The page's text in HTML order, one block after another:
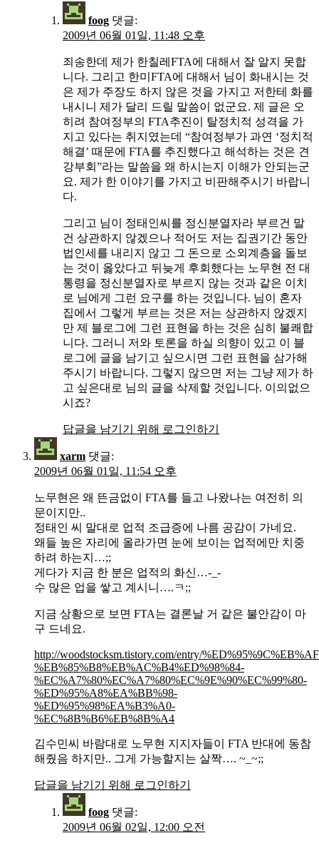
foog 댓글:
2009년 06월 01일, 11:48 오후
죄송한데 제가 한칠레FTA에 대해서 잘 알지 못합
니다. 그리고 한미FTA에 대해서 님이 화내시는 것
은 제가 주장도 하지 않은 것을 가지고 저한테 화를
내시니 제가 달리 드릴 말씀이 없군요. 제 글은 오
히려 참여정부의 FTA추진이 탈정치적 성격을 가
지고 있다는 취지였는데 “참여정부가 과연 ‘정치적
해결’ 때문에 FTA를 추진했다고 해석하는 것은 견
강부회”라는 말씀을 왜 하시는지 이해가 안되는군
요. 제가 한 이야기를 가지고 비판해주시기 바랍니
다.
그리고 님이 정태인씨를 정신분열자라 부르건 말
건 상관하지 않겠으나 적어도 저는 집권기간 동안
법인세를 내리지 않고 그 돈으로 소외계층을 돌보
는 것이 옳았다고 뒤늦게 후회했다는 노무현 전 대
통령을 정신분열자로 부르지 않는 것과 같은 이치
로 님에게 그런 요구를 하는 것입니다. 님이 혼자
집에서 그렇게 부르는 것은 저는 상관하지 않겠지
만 제 블로그에 그런 표현을 하는 것은 심히 불쾌합
니다. 그러니 저와 토론을 하실 의향이 있고 이 블
로그에 글을 남기고 싶으시면 그런 표현을 삼가해
주시기 바랍니다. 그렇지 않으면 저는 그냥 제가 하
고 싶은대로 님의 글을 삭제할 것입니다. 이의없으
시죠?
답글을 남기기 위해 로그인하기
xarm 댓글:
2009년 06월 01일, 11:54 오후
노무현은 왜 뜬금없이 FTA를 들고 나왔나는 여전히 의
문이지만..
정태인 씨 말대로 업적 조급증에 나름 공감이 가네요.
왜들 높은 자리에 올라가면 눈에 보이는 업적에만 치중
하려 하는지…;;
게다가 지금 한 분은 업적의 화신…-_-
수 많은 업을 쌓고 계시니….ㅋ;;
지금 상황으로 보면 FTA는 결론날 거 같은 불안감이 마
구 드네요.
http://woodstocksm.tistory.com/entry/
%EB%85%B8%EB%AC%B4%ED%98%84-
%EC%A7%80%EC%A7%80%EC%9E%90%EC%99%80-
%ED%95%A8%EA%BB%98-
%ED%95%98%EA%B3%A0-
%EC%8B%B6%EB%8B%A4
김수민씨 바람대로 노무현 지지자들이 FTA 반대에 동참
해줬음 하지만.. 그게 가능할지는 살짝…. ~_~;;
답글을 남기기 위해 로그인하기
foog 댓글:
2009년 06월 02일, 12:00 오전